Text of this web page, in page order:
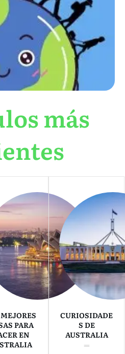
más
PARA
EN
CURIOSIDADE
S DE
AUSTRALIA